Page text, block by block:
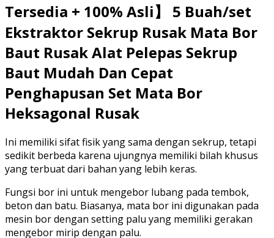
Tersedia + 100% Asli】 5 Buah/set
Ekstraktor Sekrup Rusak Mata Bor
Baut Rusak Alat Pelepas Sekrup
Baut Mudah Dan Cepat
Penghapusan Set Mata Bor
Heksagonal Rusak
Ini memiliki sifat fisik yang sama dengan sekrup, tetapi
sedikit berbeda karena ujungnya memiliki bilah khusus
yang terbuat dari bahan yang lebih keras.
Fungsi bor ini untuk mengebor lubang pada tembok,
beton dan batu. Biasanya, mata bor ini digunakan pada
mesin bor dengan setting palu yang memiliki gerakan
mengebor mirip dengan palu.